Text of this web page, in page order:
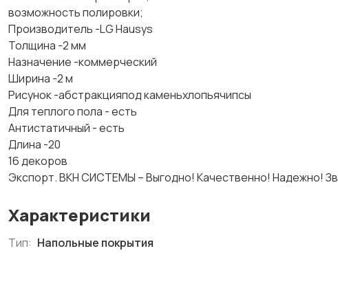
возможность полировки;
Производитель -LG Hausys
Толщина -2 мм
Назначение -коммерческий
Ширина -2 м
Рисунок -абстракцияпод каменьхлопьячипсы
Для теплого пола - есть
Антистатичный - есть
Длина -20
16 декоров
Экспорт. ВКН СИСТЕМЫ – Выгодно! Качественно! Надежно!
Характеристики
Тип: Напольные покрытия